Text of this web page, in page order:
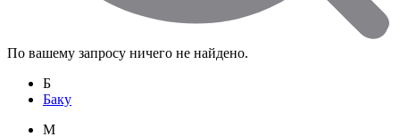
По вашему запросу ничего не найдено.
Б
Баку
M